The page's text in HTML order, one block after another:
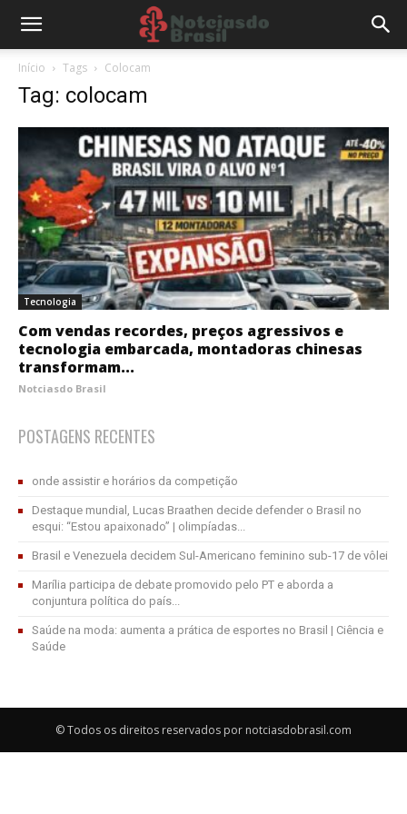
Início Tags Colocam
Tag: colocam
Tecnologia
Com vendas recordes, preços agressivos e
tecnologia embarcada, montadoras chinesas
transformam...
Notciasdo Brasil
POSTAGENS RECENTES
onde assistir e horários da competição
Destaque mundial, Lucas Braathen decide defender o Brasil no
esqui: “Estou apaixonado” | olimpíadas...
Brasil e Venezuela decidem Sul-Americano feminino sub-17 de vôlei
Marília participa de debate promovido pelo PT e aborda a
conjuntura política do país...
Saúde na moda: aumenta a prática de esportes no Brasil | Ciência e
Saúde
© Todos os direitos reservados por notciasdobrasil.com